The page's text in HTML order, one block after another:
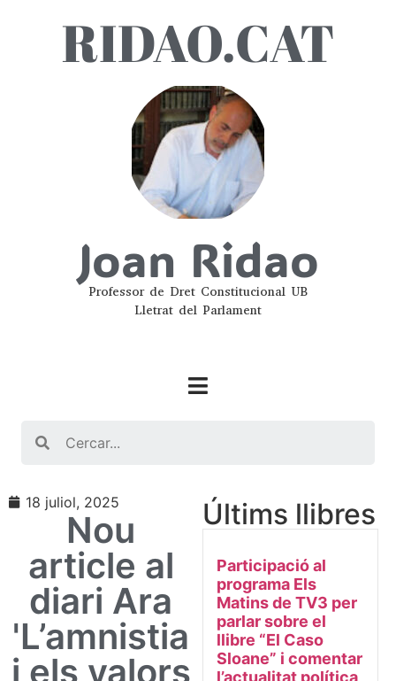
RIDAO.CAT
Joan Ridao
Professor de Dret Constitucional UB
Lletrat del Parlament
18 juliol, 2025
Nou
article al
diari Ara
'L’amnistia
i els valors
Últims llibres
Participació al
programa Els
Matins de TV3 per
parlar sobre el
llibre “El Caso
Sloane” i comentar